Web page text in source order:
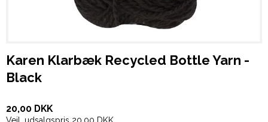
Karen Klarbæk Recycled Bottle Yarn -
Black
20,00 DKK